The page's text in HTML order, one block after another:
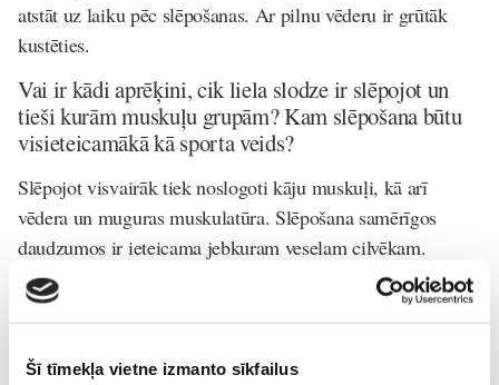
Šī tīmekļa vietne izmanto sīkfailus
atstāt uz laiku pēc slēpošanas. Ar pilnu vēderu ir grūtāk
kustēties.
Vai ir kādi aprēķini, cik liela slodze ir slēpojot un
tieši kurām muskuļu grupām? Kam slēpošana būtu
visieteicamākā kā sporta veids?
Slēpojot visvairāk tiek noslogoti kāju muskuļi, kā arī
vēdera un muguras muskulatūra. Slēpošana samērīgos
daudzumos ir ieteicama jebkuram veselam cilvēkam.
Vai slēpotāji vasarās nūjo? Vai šiem sporta veidiem
ir līdzības vai tomēr tie ir kaut kas pilnīgi atšķirīgs?
Nūjošana, līdzīgi kā skriešana ir labs veids kā slēpotājam